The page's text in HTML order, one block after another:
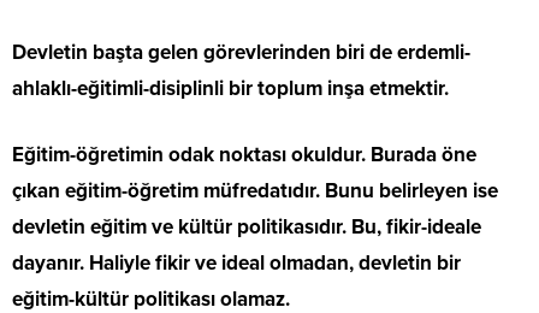
Devletin başta gelen görevlerinden biri de erdemli-
ahlaklı-eğitimli-disiplinli bir toplum inşa etmektir.
Eğitim-öğretimin odak noktası okuldur. Burada öne
çıkan eğitim-öğretim müfredatıdır. Bunu belirleyen ise
devletin eğitim ve kültür politikasıdır. Bu, fikir-ideale
dayanır. Haliyle fikir ve ideal olmadan, devletin bir
eğitim-kültür politikası olamaz.